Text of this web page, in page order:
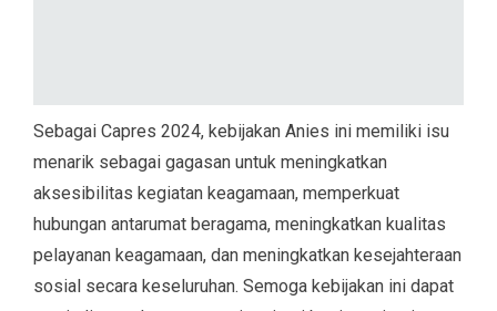
Sebagai Capres 2024, kebijakan Anies ini memiliki isu
menarik sebagai gagasan untuk meningkatkan
aksesibilitas kegiatan keagamaan, memperkuat
hubungan antarumat beragama, meningkatkan kualitas
pelayanan keagamaan, dan meningkatkan kesejahteraan
sosial secara keseluruhan. Semoga kebijakan ini dapat